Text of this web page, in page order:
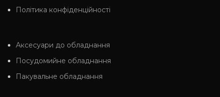
Політика конфіденційності
Аксесуари до обладнання
Посудомийне обладнання
Пакувальне обладнання